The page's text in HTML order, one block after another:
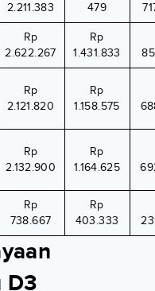
2.211.383
479
Rp
2.622.267
Rp
1.431.833
Rp
2.121.820
Rp
1.158.575
Rp
2.132.900
Rp
1.164.625
Rp
738.667
Rp
403.333
D3